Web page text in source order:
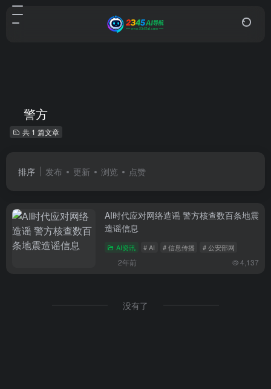
警方
共 1 篇文章
排序 发布 更新 浏览 点赞
AI时代应对网络造谣 警方核查数百条地震
造谣信息
AI资讯 # AI # 信息传播 # 公安部网
2年前 4,137
没有了